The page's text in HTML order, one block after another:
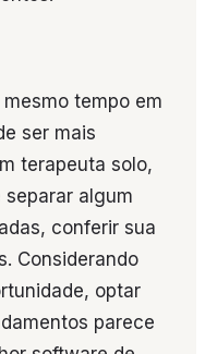
tempo em
ser mais
terapeuta solo,
algum
conferir sua
Considerando
optar
parece